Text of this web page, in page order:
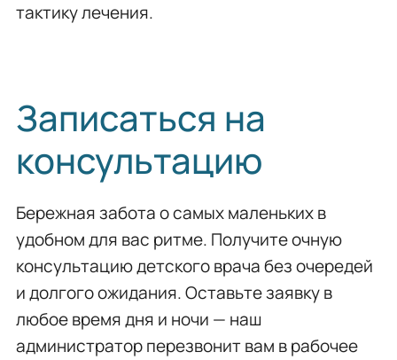
тактику лечения.
Записаться на
консультацию
Бережная забота о самых маленьких в
удобном для вас ритме. Получите очную
консультацию детского врача без очередей
и долгого ожидания. Оставьте заявку в
любое время дня и ночи — наш
администратор перезвонит вам в рабочее